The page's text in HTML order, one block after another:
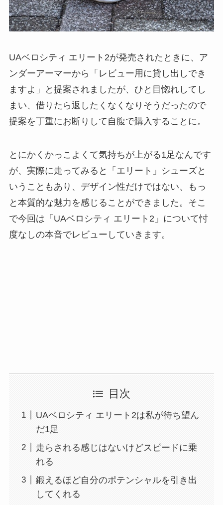
UAベロシティ エリート2が発売されたときに、ア
ンダーアーマーから「レビュー用に貸し出しでき
ますよ」と提案されましたが、ひと目惚れしてし
まい、借りたら返したくなくなりそうだったので
提案を丁重にお断りして自腹で購入することに。
とにかくかっこよくて気持ちが上がる1足なんです
が、実際に走ってみると「エリート」シューズと
いうこともあり、デザイン性だけではない、もっ
と本質的な魅力を感じることができました。そこ
で今回は「UAベロシティ エリート2」について忖
度なしの本音でレビューしていきます。
目次
UAベロシティ エリート2は私が待ち望ん
だ1足
走らされる感じはないけどスピードに乗
れる
鍛えるほど自分のポテンシャルを引き出
してくれる